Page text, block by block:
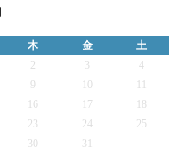
木 金
土
2 3
4
9
16 17
23 24
25
30 31